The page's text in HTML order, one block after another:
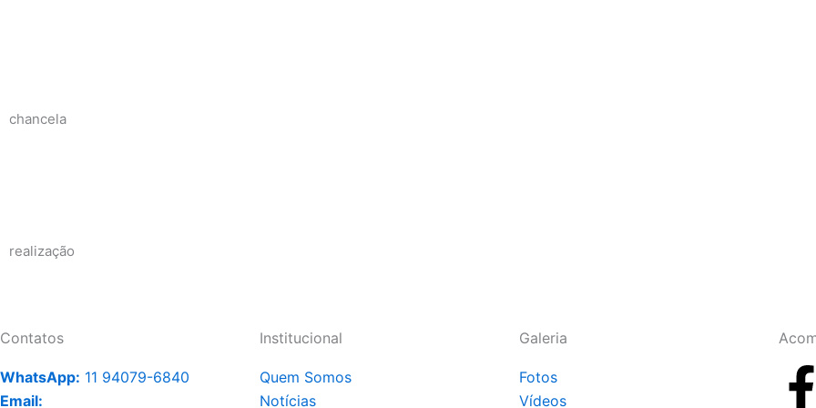
chancela
realização
Contatos
WhatsApp: 11 94079-6840
Email:
Institucional
Quem Somos
Notícias
Galeria
Fotos
Vídeos
F